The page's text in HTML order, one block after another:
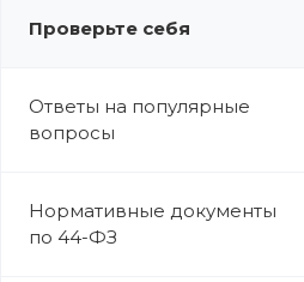
Проверьте себя
Ответы на популярные
вопросы
Нормативные документы
по 44-ФЗ